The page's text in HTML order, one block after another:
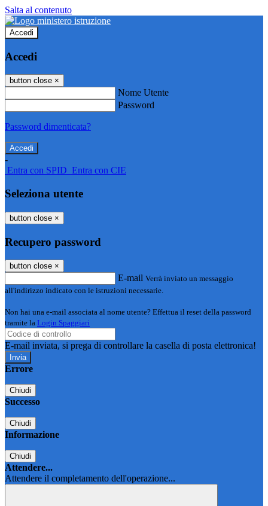
Salta al contenuto
Accedi
Accedi
button close ×
Nome Utente
Password
Password dimenticata?
-
Entra con SPID Entra con CIE
Seleziona utente
button close ×
Recupero password
button close ×
E-mail Verrà inviato un messaggio
all'indirizzo indicato con le istruzioni necessarie.
Non hai una e-mail associata al nome utente? Effettua il reset della password
tramite la Login Spaggiari
E-mail inviata, si prega di controllare la casella di posta elettronica!
Errore
Chiudi
Successo
Chiudi
Informazione
Chiudi
Attendere...
Attendere il completamento dell'operazione...